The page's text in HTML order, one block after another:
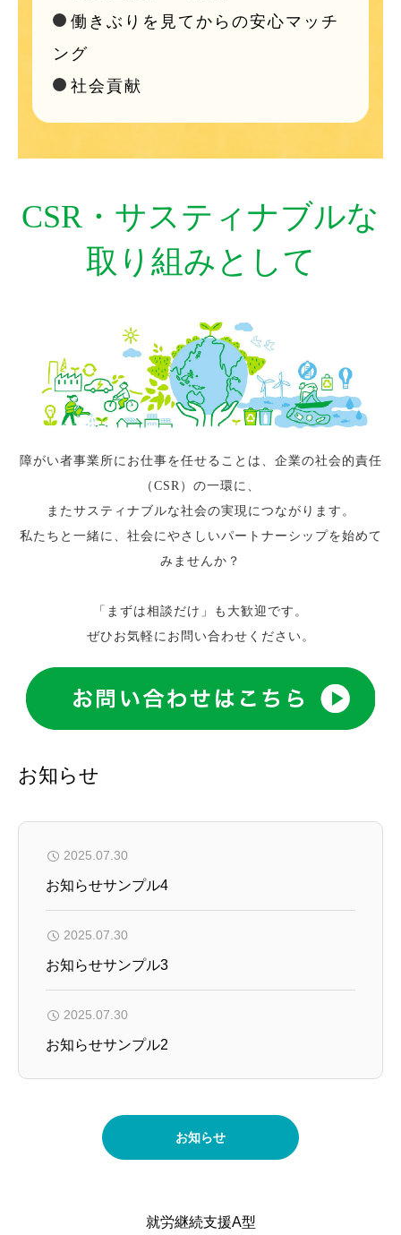
働きぶりを見てからの安心マッチ
ング
社会貢献
CSR・サスティナブルな
取り組みとして
障がい者事業所にお仕事を任せることは、企業の社会的責任
（CSR）の一環に、
またサスティナブルな社会の実現につながります。
私たちと一緒に、社会にやさしいパートナーシップを始めて
みませんか？
「まずは相談だけ」も大歓迎です。
ぜひお気軽にお問い合わせください。
お知らせ
2025.07.30
お知らせサンプル4
2025.07.30
お知らせサンプル3
2025.07.30
お知らせサンプル2
お知らせ
就労継続支援A型